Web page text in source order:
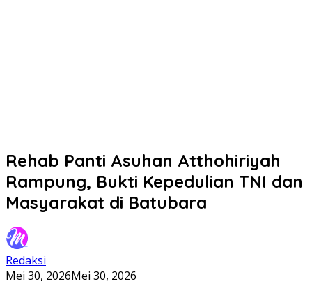
Rehab Panti Asuhan Atthohiriyah
Rampung, Bukti Kepedulian TNI dan
Masyarakat di Batubara
Redaksi
Mei 30, 2026Mei 30, 2026